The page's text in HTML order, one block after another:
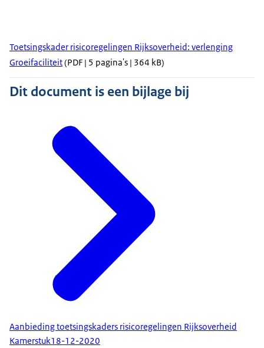
Toetsingskader risicoregelingen Rijksoverheid: verlenging
Groeifaciliteit(PDF | 5 pagina's | 364 kB)
Dit document is een bijlage bij
Aanbieding toetsingskaders risicoregelingen Rijksoverheid
Kamerstuk18-12-2020